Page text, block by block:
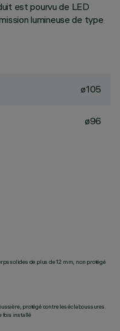
est pourvu de LED
lumineuse de type
ø105
ø96
solides de plus de 12 mm, non protégé
protégé contre les éclaboussures.
fois installé